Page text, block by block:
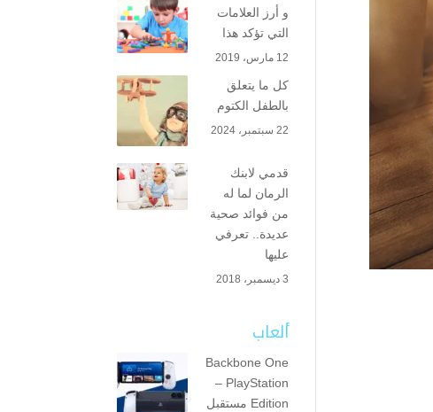
و أرز العلامات
التي تؤكد هذا
12 مارس، 2019
كل ما يتعلق
بالطفل الكتوم
22 سبتمبر، 2024
قدمي لابنك
الرمان لما له
من فوائد صحية
عديدة.. تعرفي
عليها
3 ديسمبر، 2018
ألعاب
Backbone One
– PlayStation
Edition مستقبل